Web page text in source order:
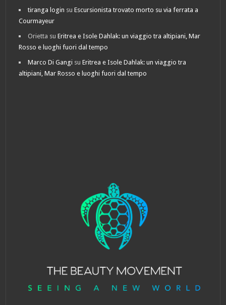
tiranga login suEscursionista trovato morto su via ferrata a
Courmayeur
Orietta suEritrea e Isole Dahlak: un viaggio tra altipiani, Mar
Rosso e luoghi fuori dal tempo
Marco Di Gangi suEritrea e Isole Dahlak: un viaggio tra
altipiani, Mar Rosso e luoghi fuori dal tempo